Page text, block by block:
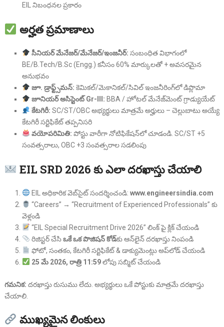
EIL నిబంధనల ప్రకారం
అర్హత ప్రమాణాలు
సీనియర్ మేనేజర్/మేనేజర్/ఇంజనీర్: సంబంధిత విభాగంలో
BE/B.Tech/B.Sc (Engg.) కనీసం 60% మార్కులతో + అవసరమైన
అనుభవం
జూ. డ్రాఫ్ట్స్‌మన్: కెమికల్/మెకానికల్/సివిల్ ఇంజనీరింగ్‌లో డిప్లొమా
జూనియర్ అసిస్టెంట్ Gr-III: BBA / హోటల్ మేనేజ్‌మెంట్ గ్రాడ్యుయేట్
కేటగిరీ: SC/ST/OBC అభ్యర్థులు మాత్రమే అర్హులు – చెల్లుబాటు అయ్యే
కేటగిరీ సర్టిఫికేట్ తప్పనిసరి
వయోపరిమితి: పోస్టు వారీగా నోటిఫికేషన్‌లో చూడండి. SC/ST +5
సంవత్సరాలు, OBC +3 సంవత్సరాల సడలింపు
EIL SRD 2026 కు ఎలా దరఖాస్తు చేయాలి
EIL అధికారిక వెబ్‌సైట్ సందర్శించండి: www.engineersindia.com
“Careers” → “Recruitment of Experienced Professionals” కు
వెళ్లండి
“EIL Special Recruitment Drive 2026” లింక్ పై క్లిక్ చేయండి
రిజిస్టర్ చేసిఒకే ఒక పొజిషన్ కోడ్కు ఆన్‌లైన్ దరఖాస్తు నింపండి
ఫోటో, సంతకం, కేటగిరీ సర్టిఫికేట్ & డాక్యుమెంట్లు అప్‌లోడ్ చేయండి
25 మే 2026, రాత్రి 11:59లోపు సబ్మిట్ చేయండి
గమనిక: దరఖాస్తు రుసుము లేదు. అభ్యర్థులు ఒకే పోస్టుకు మాత్రమే దరఖాస్తు
చేయాలి.
ముఖ్యమైన లింకులు